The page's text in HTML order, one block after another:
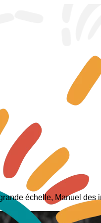
échelle, Manuel des